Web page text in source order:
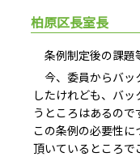
柏原区長室長
条例制定後の課題
今、委員からバッ
したけれども、バ
うところはあるの
この条例の必要性
頂いているところで